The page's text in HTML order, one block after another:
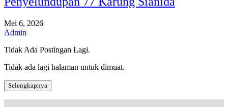
Mei 6, 2026
Admin
Tidak Ada Postingan Lagi.
Tidak ada lagi halaman untuk dimuat.
Selengkapnya